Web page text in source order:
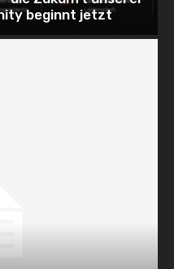
beginnt jetzt